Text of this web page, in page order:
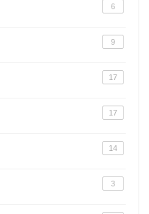
6
9
17
17
14
3